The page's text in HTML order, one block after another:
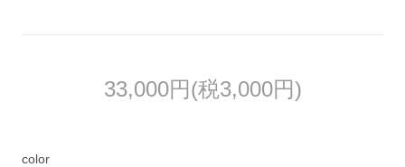
33,000円(税3,000円)
color